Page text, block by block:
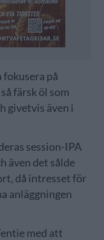
på
färsk öl som
givetvis även i
session-IPA
även det sålde
då intresset för
anläggningen
med att